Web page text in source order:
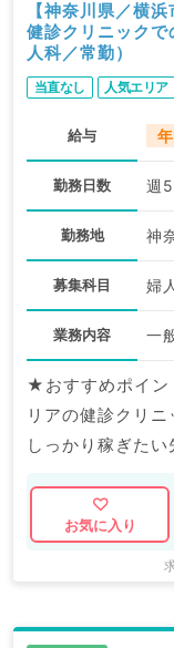
【神奈川県／横
健診クリニック
人科／常勤）
当直なし 人気エリア
給与
勤務日数 週
勤務地 神
募集科目 婦
業務内容
★おすすめポイ
リアの健診クリニックです。 年
しっかり稼ぎたい先
DOCTORでは病
もちろんのこと、 掲載情報以外にも産業医等の企業系
求人も多数扱っています。 求人内
にお問合せ下さい
お気に入り